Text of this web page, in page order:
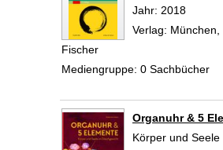
Suche nach
Jahr: 2018
Verlag: München,
Fischer
Mediengruppe: 0 Sachbücher
Organuhr & 5
Körper und